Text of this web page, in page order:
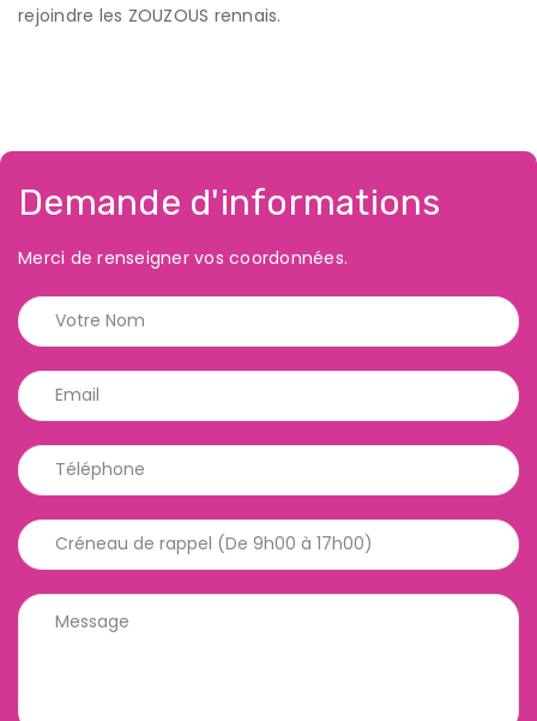
rejoindre les ZOUZOUS rennais.
Demande d'informations
Merci de renseigner vos coordonnées.